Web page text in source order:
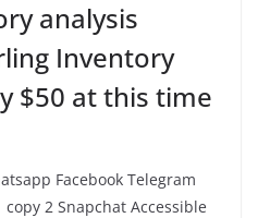
analysis
Inventory
$50 at this time
Facebook Telegram
2 Snapchat Accessible